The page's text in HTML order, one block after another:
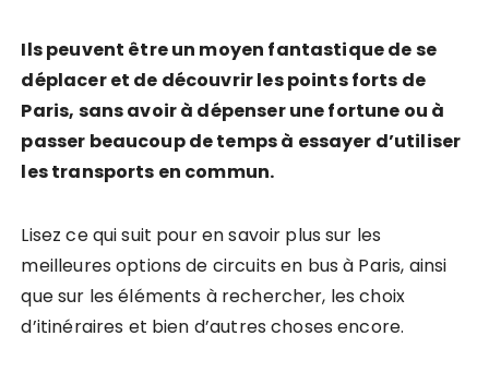
Ils peuvent être un moyen fantastique de se
déplacer et de découvrir les points forts de
Paris, sans avoir à dépenser une fortune ou à
passer beaucoup de temps à essayer d’utiliser
les transports en commun.
Lisez ce qui suit pour en savoir plus sur les
meilleures options de circuits en bus à Paris, ainsi
que sur les éléments à rechercher, les choix
d’itinéraires et bien d’autres choses encore.